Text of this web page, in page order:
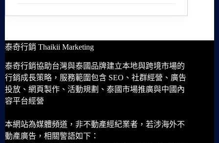
泰奇行銷 Thaikii Marketing
泰奇行銷協助台灣與泰國品牌建立本地與跨境市場的
行銷成長策略，服務範圍包含 SEO、社群經營、廣告
投放、網頁製作、活動規劃、泰國市場推廣與中國內
容平台經營
本網站為媒體頻道，非不動產經紀業者，若涉海外不
動產廣告，相關警語如下：